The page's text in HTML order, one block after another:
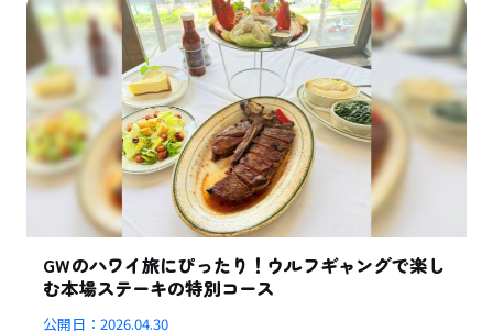
GWのハワイ旅にぴったり！ウルフギャングで楽し
む本場ステーキの特別コース
公開日：2026.04.30